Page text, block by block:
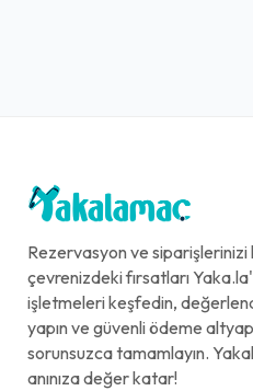
Rezervasyon ve
çevrenizdeki fırsatları
işletmeleri keşfedin,
yapın ve güvenli ödeme
sorunsuzca tamamlayın.
anınıza değer katar!